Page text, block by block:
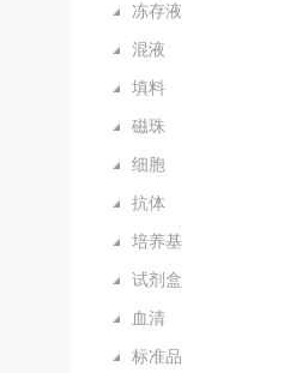
冻存液
混液
填料
磁珠
细胞
抗体
培养基
试剂盒
血清
标准品